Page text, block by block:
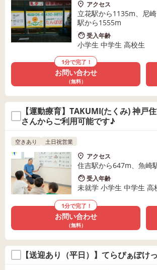
アクセス
立花駅から1135m、尼
駅から1555m
受入年齢
小学生 中学生 高校生
1分で完了！
お問い合わせ
（無料）
【運動療育】TAKUMI(たくみ) 神戸住吉教
さんからご利用可能です♪
空きあり 土日祝営業
アクセス
住吉駅から647m、魚崎
受入年齢
未就学 小学生 中学生 高
1分で完了！
お問い合わせ
（無料）
【送迎あり（平日）】てらぴぁぽけ